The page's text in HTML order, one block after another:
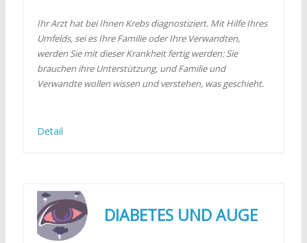
Ihr Arzt hat bei Ihnen Krebs diagnostiziert. Mit Hilfe Ihres
Umfelds, sei es Ihre Familie oder Ihre Verwandten,
werden Sie mit dieser Krankheit fertig werden: Sie
brauchen ihre Unterstützung, und Familie und
Verwandte wollen wissen und verstehen, was geschieht.
Detail
DIABETES UND AUGE